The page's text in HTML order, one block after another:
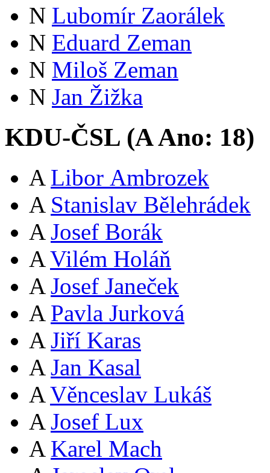
N Lubomír Zaorálek
N Eduard Zeman
N Miloš Zeman
N Jan Žižka
KDU-ČSL (AAno: 18)
A Libor Ambrozek
A Stanislav Bělehrádek
A Josef Borák
A Vilém Holáň
A Josef Janeček
A Pavla Jurková
A Jiří Karas
A Jan Kasal
A Věnceslav Lukáš
A Josef Lux
A Karel Mach